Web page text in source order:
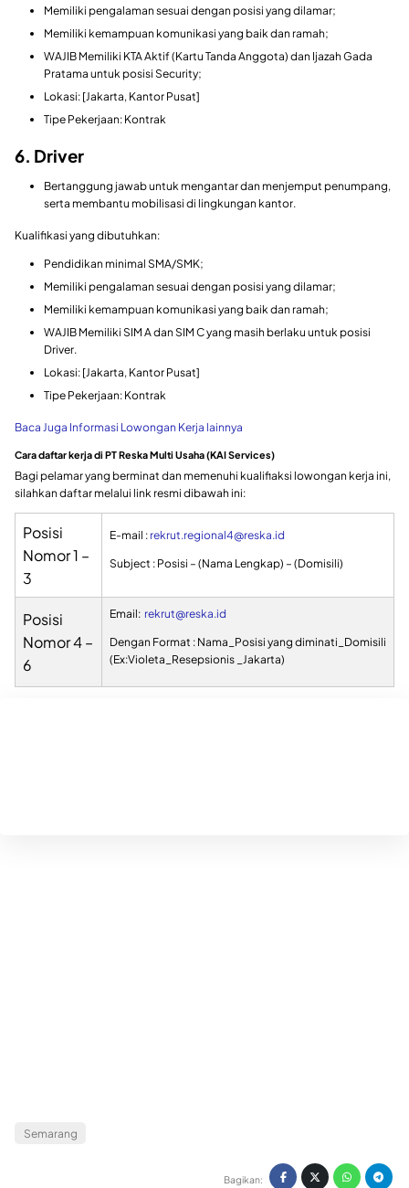
Memiliki pengalaman sesuai dengan posisi yang dilamar;
Memiliki kemampuan komunikasi yang baik dan ramah;
WAJIB Memiliki KTA Aktif (Kartu Tanda Anggota) dan Ijazah Gada
Pratama untuk posisi Security;
Lokasi: [Jakarta, Kantor Pusat]
Tipe Pekerjaan: Kontrak
6. Driver
Bertanggung jawab untuk mengantar dan menjemput penumpang,
serta membantu mobilisasi di lingkungan kantor.
Kualifikasi yang dibutuhkan:
Pendidikan minimal SMA/SMK;
Memiliki pengalaman sesuai dengan posisi yang dilamar;
Memiliki kemampuan komunikasi yang baik dan ramah;
WAJIB Memiliki SIM A dan SIM C yang masih berlaku untuk posisi
Driver.
Lokasi: [Jakarta, Kantor Pusat]
Tipe Pekerjaan: Kontrak
Baca Juga Informasi Lowongan Kerja lainnya
Cara daftar kerja di PT Reska Multi Usaha (KAI Services)
Bagi pelamar yang berminat dan memenuhi kualifiaksi lowongan kerja ini,
silahkan daftar melalui link resmi dibawah ini:
Posisi
Nomor 1 –
3
E-mail : rekrut.regional4@reska.id
Subject : Posisi – (Nama Lengkap) – (Domisili)
Posisi
Nomor 4 –
6
Email: rekrut@reska.id
Dengan Format : Nama_Posisi yang diminati_Domisili
(Ex:Violeta_Resepsionis _Jakarta)
Semarang
Bagikan: